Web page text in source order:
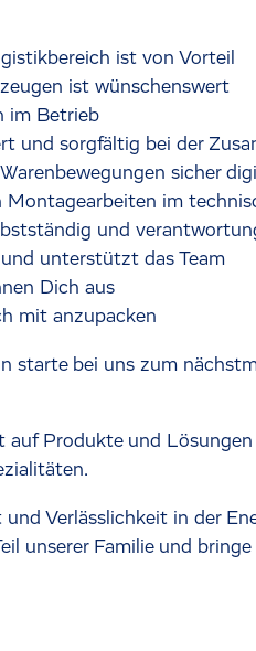
ist von Vorteil
ist wünschenswert
im Betrieb
und sorgfältig bei der
sicher
im
und
unterstützt das Team
Dich aus
mit anzupacken
starte bei uns zum
Produkte und
Verlässlichkeit in der
unserer Familie und